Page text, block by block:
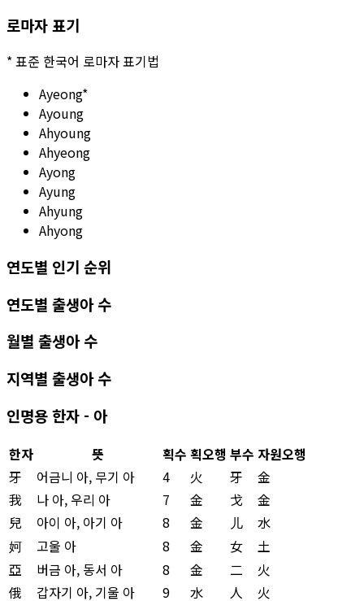
로마자 표기
*표준 한국어 로마자 표기법
Ayeong*
Ayoung
Ahyoung
Ahyeong
Ayong
Ayung
Ahyung
Ahyong
연도별 인기 순위
연도별 출생아 수
월별 출생아 수
지역별 출생아 수
인명용 한자 - 아
한자 뜻 획수 획오행 부수 자원오행
牙
어금니 아, 무기 아 4 火 牙
金
我
나 아, 우리 아 7 金 戈
金
兒
아이 아, 아기 아 8 金 儿
水
妸
고울 아 8 金 女
土
亞
버금 아, 동서 아 8 金 二
火
俄
갑자기 아, 기울 아 9 水 人
火